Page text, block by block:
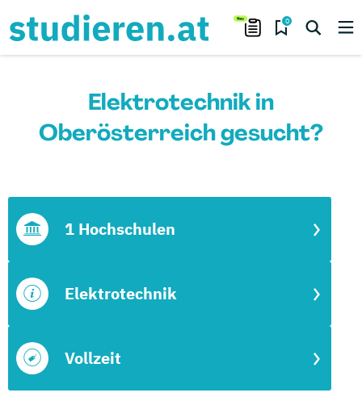
0
Elektrotechnik in
Oberösterreich gesucht?
Vollzeit
Elektrotechnik
1 Hochschulen